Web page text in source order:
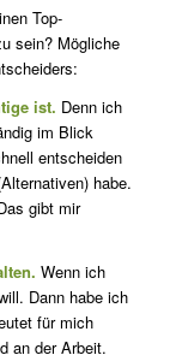
Top-
sein? Mögliche
ist. Denn ich
im Blick
entscheiden
habe.
gibt mir
Wenn ich
Dann habe ich
für mich
an der Arbeit.